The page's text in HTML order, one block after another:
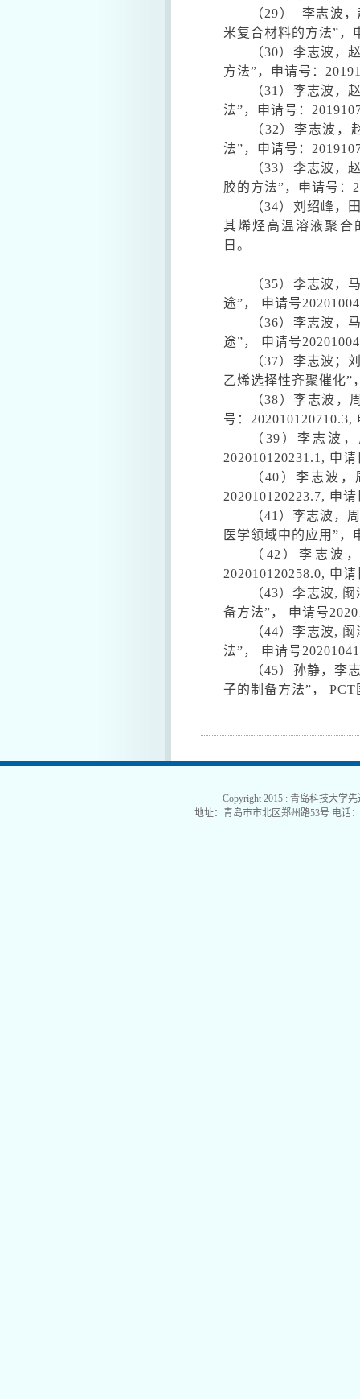
（29）
李志波
米复合材料的方法”，
（30）李志波，
方法”，申请号：
（31 ）李志波，
法”，申请号：
（32）李志波，
法”，申请号：
（33）李志波，
胶的方法”，申请号：
（34）刘绍峰，
其烯烃高温溶液聚合
日。
（35）李志波，
途”，
申请号
（36）李志波，
途”，
申请号
（37）李志波；
乙烯选择性齐聚催化”
（38）李志波，
号： 202010120710.3,
（39 ）李志波
202010120231.1, 申请
（40 ）李志波，
202010120223.7, 申请
（41 ）李志波，
医学领域中的应用”，
（ 42 ）李志波
202010120258.0, 申请
（43）李志波, 阚
备方法”，
申请号
（44）李志波, 阚
法”，
申请号
（45）孙静，李
子的制备方法”，
PCT
Copyright 2015 : 青岛科技大学
地址：青岛市市北区郑州路53号 电话：